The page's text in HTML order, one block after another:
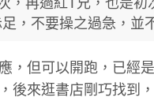
，不要操之過急，並
，但可以開跑，已經
後來逛書店剛巧找到